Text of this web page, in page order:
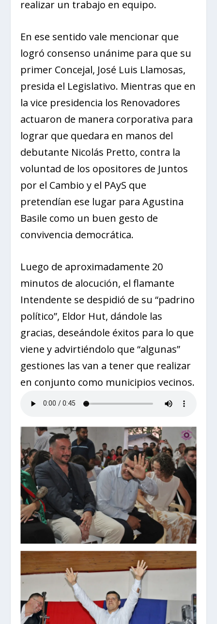
realizar un trabajo en equipo.
En ese sentido vale mencionar que
logró consenso unánime para que su
primer Concejal, José Luis Llamosas,
presida el Legislativo. Mientras que en
la vice presidencia los Renovadores
actuaron de manera corporativa para
lograr que quedara en manos del
debutante Nicolás Pretto, contra la
voluntad de los opositores de Juntos
por el Cambio y el PAyS que
pretendían ese lugar para Agustina
Basile como un buen gesto de
convivencia democrática.
Luego de aproximadamente 20
minutos de alocución, el flamante
Intendente se despidió de su “padrino
político”, Eldor Hut, dándole las
gracias, deseándole éxitos para lo que
viene y advirtiéndolo que “algunas”
gestiones las van a tener que realizar
en conjunto como municipios vecinos.